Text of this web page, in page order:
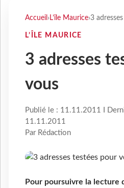
Accueil › L’île Maurice›3
L’ÎLE MAURICE
3 adresses
vous
Publié le : 11.11.2011 I
11.11.2011
Par Rédaction
Pour poursuivre la lecture